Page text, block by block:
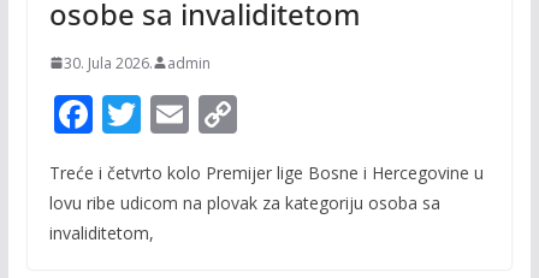
osobe sa invaliditetom
30. Jula 2026. admin
F
ac
e
b
T
w
itt
er
E
m
ai
C
p
Treće i četvrto kolo Premijer lige Bosne i Hercegovine u
lovu ribe udicom na plovak za kategoriju osoba sa
invaliditetom,